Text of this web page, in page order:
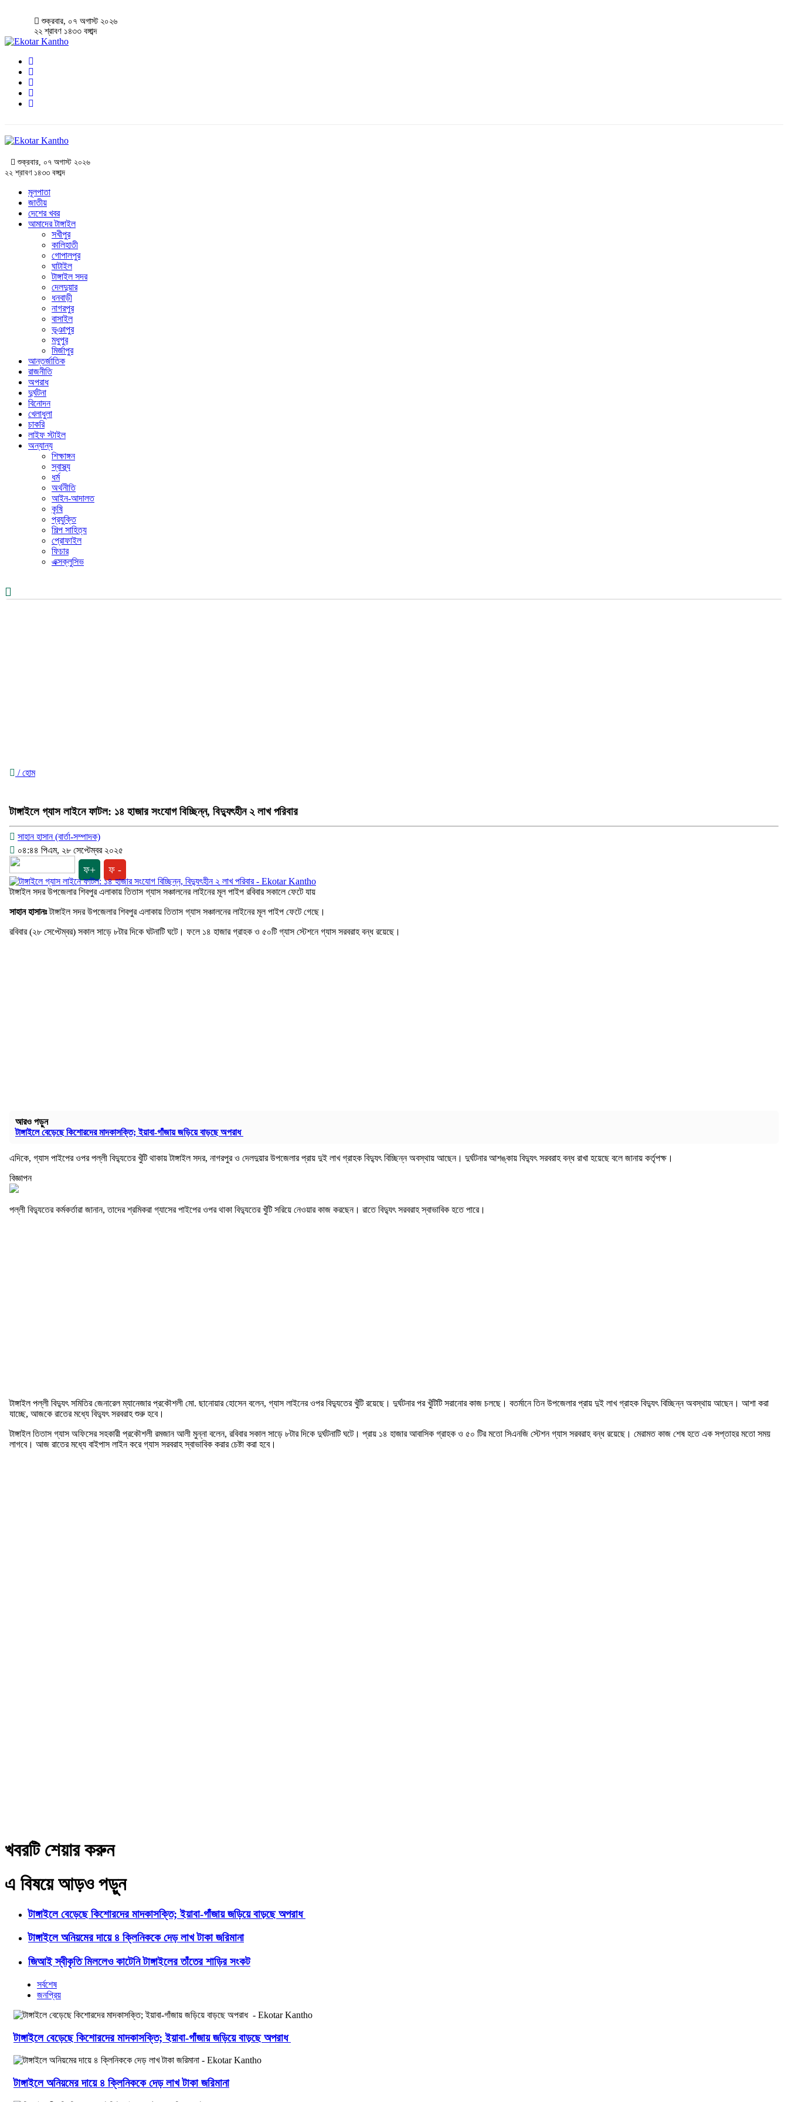
শুক্রবার, ০৭ অগাস্ট ২০২৬
২২ শ্রাবণ ১৪৩৩ বঙ্গাব্দ
শুক্রবার, ০৭ অগাস্ট ২০২৬
২২ শ্রাবণ ১৪৩৩ বঙ্গাব্দ
মূলপাতা
জাতীয়
দেশের খবর
আমাদের টাঙ্গাইল
সখীপুর
কালিহাতী
গোপালপুর
ঘাটাইল
টাঙ্গাইল সদর
দেলদুয়ার
ধনবাড়ী
নাগরপুর
বাসাইল
ভূঞাপুর
মধুপুর
মির্জাপুর
আন্তর্জাতিক
রাজনীতি
অপরাধ
দুর্ঘটনা
বিনোদন
খেলাধুলা
চাকরি
লাইফ স্টাইল
অন্যান্য
শিক্ষাঙ্গন
স্বাস্থ্য
ধর্ম
অর্থনীতি
আইন-আদালত
কৃষি
প্রযুক্তি
শিল্প সাহিত্য
প্রোফাইল
ফিচার
এক্সক্লুসিভ
/ হোম
টাঙ্গাইলে গ্যাস লাইনে ফাটল: ১৪ হাজার সংযোগ বিচ্ছিন্ন, বিদ্যুৎহীন ২ লাখ পরিবার
সাহান হাসান (বার্তা-সম্পাদক)
০৪:৪৪ পিএম, ২৮ সেপ্টেম্বর ২০২৫
ফ+ ফ -
টাঙ্গাইল সদর উপজেলার শিবপুর এলাকায় তিতাস গ্যাস সঞ্চালনের লাইনের মূল পাইপ রবিবার সকালে ফেটে যায়
সাহান হাসানঃটাঙ্গাইল সদর উপজেলার শিবপুর এলাকায় তিতাস গ্যাস সঞ্চালনের লাইনের মূল পাইপ ফেটে গেছে।
রবিবার (২৮ সেপ্টেম্বর) সকাল সাড়ে ৮টার দিকে ঘটনাটি ঘটে। ফলে ১৪ হাজার গ্রাহক ও ৫০টি গ্যাস স্টেশনে গ্যাস সরবরাহ বন্ধ রয়েছে।
আরও পড়ুন
টাঙ্গাইলে বেড়েছে কিশোরদের মাদকাসক্তি; ইয়াবা-গাঁজায় জড়িয়ে বাড়ছে অপরাধ
এদিকে, গ্যাস পাইপের ওপর পল্লী বিদ্যুতের খুঁটি থাকায় টাঙ্গাইল সদর, নাগরপুর ও দেলদুয়ার উপজেলার প্রায় দুই লাখ গ্রাহক বিদ্যুৎ বিচ্ছিন্ন অবস্থায় আছেন। দুর্ঘটনার আশঙ্কায় বিদ্যুৎ সরবরাহ বন্ধ রাখা হয়েছে বলে জানায় কর্তৃপক্ষ।
বিজ্ঞাপন
পল্লী বিদ্যুতের কর্মকর্তারা জানান, তাদের শ্রমিকরা গ্যাসের পাইপের ওপর থাকা বিদ্যুতের খুঁটি সরিয়ে নেওয়ার কাজ করছেন। রাতে বিদ্যুৎ সরবরাহ স্বাভাবিক হতে পারে।
টাঙ্গাইল পল্লী বিদ্যুৎ সমিতির জেনারেল ম্যানেজার প্রকৌশলী মো. ছানোয়ার হোসেন বলেন, গ্যাস লাইনের ওপর বিদ্যুতের খুঁটি রয়েছে। দুর্ঘটনার পর খুঁটিটি সরানোর কাজ চলছে। বতর্মানে তিন উপজেলার প্রায় দুই লাখ গ্রাহক বিদ্যুৎ বিচ্ছিন্ন অবস্থায় আছেন। আশা করা
যাচ্ছে, আজকে রাতের মধ্যে বিদ্যুৎ সরবরাহ শুরু হবে।
টাঙ্গাইল তিতাস গ্যাস অফিসের সহকারী প্রকৌশলী রমজান আলী মুন্না বলেন, রবিবার সকাল সাড়ে ৮টার দিকে দুর্ঘটনাটি ঘটে। প্রায় ১৪ হাজার আবাসিক গ্রাহক ও ৫০ টির মতো সিএনজি স্টেশন গ্যাস সরবরাহ বন্ধ রয়েছে। মেরামত কাজ শেষ হতে এক সপ্তাহর মতো সময়
লাগবে। আজ রাতের মধ্যে বাইপাস লাইন করে গ্যাস সরবরাহ স্বাভাবিক করার চেষ্টা করা হবে।
খবরটি শেয়ার করুন
এ বিষয়ে আড়ও পড়ুন
টাঙ্গাইলে বেড়েছে কিশোরদের মাদকাসক্তি; ইয়াবা-গাঁজায় জড়িয়ে বাড়ছে অপরাধ
টাঙ্গাইলে অনিয়মের দায়ে ৪ ক্লিনিককে দেড় লাখ টাকা জরিমানা
জিআই স্বীকৃতি মিললেও কাটেনি টাঙ্গাইলের তাঁতের শাড়ির সংকট
সর্বশেষ
জনপ্রিয়
টাঙ্গাইলে বেড়েছে কিশোরদের মাদকাসক্তি; ইয়াবা-গাঁজায় জড়িয়ে বাড়ছে অপরাধ
টাঙ্গাইলে অনিয়মের দায়ে ৪ ক্লিনিককে দেড় লাখ টাকা জরিমানা